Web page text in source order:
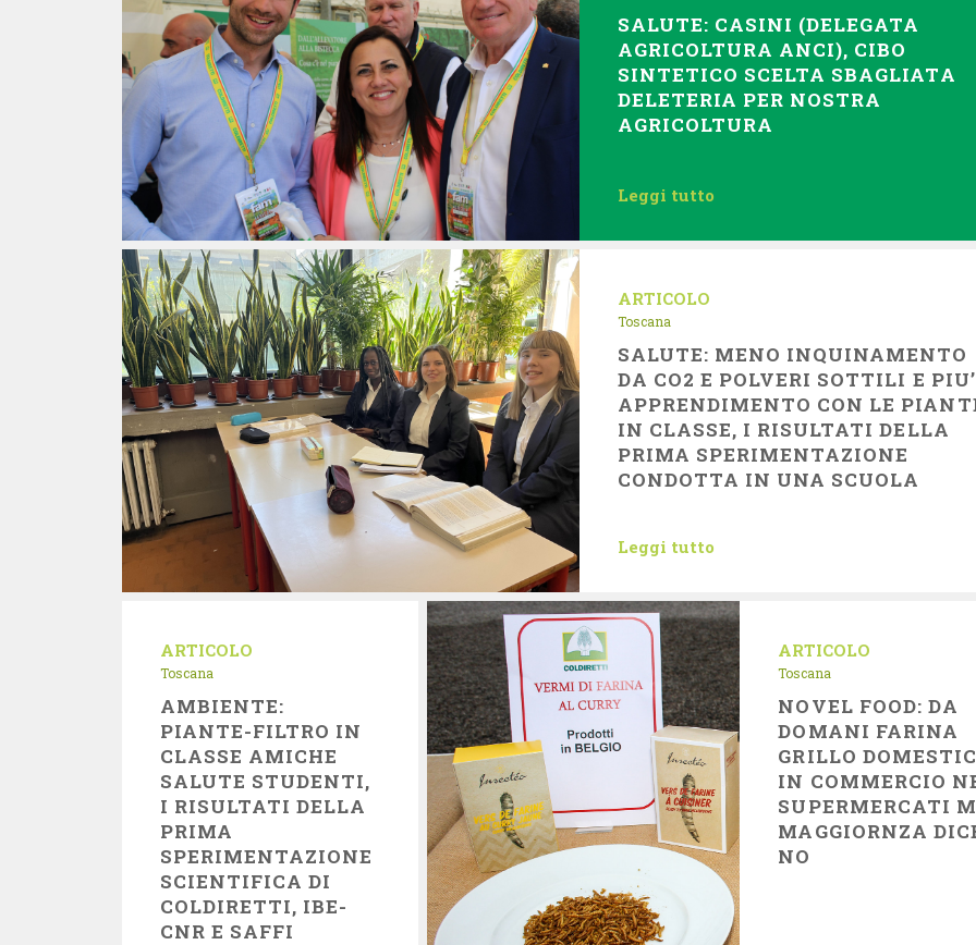
SALUTE: CASINI (DELEGATA
AGRICOLTURA ANCI), CIBO
SINTETICO SCELTA SBAGLIATA
DELETERIA PER NOSTRA
AGRICOLTURA
Leggi tutto
ARTICOLO
Toscana
SALUTE: MENO INQUINAMENTO
DA CO2 E POLVERI SOTTILI E PIU’
APPRENDIMENTO CON LE
IN CLASSE, I RISULTATI DELLA
PRIMA SPERIMENTAZIONE
CONDOTTA IN UNA SCUOLA
Leggi tutto
ARTICOLO
Toscana
AMBIENTE:
PIANTE-FILTRO IN
CLASSE AMICHE
SALUTE STUDENTI,
I RISULTATI DELLA
PRIMA
SPERIMENTAZIONE
SCIENTIFICA DI
COLDIRETTI, IBE-
CNR E SAFFI
ARTICOLO
Toscana
NOVEL FOOD: DA
DOMANI FARINA
GRILLO
IN COMMERCIO
SUPERMERCATI
MAGGIORNZA
NO